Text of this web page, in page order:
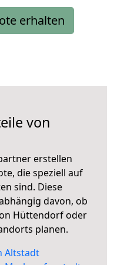
erhalten
von
erstellen
die speziell auf
sind. Diese
davon, ob
Hüttendorf oder
planen.
Altstadt